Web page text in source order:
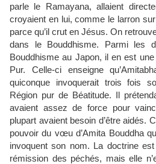
parle le Ramayana, allaient
croyaient en lui, comme le larron
parce qu’il crut en Jésus. On
dans le Bouddhisme. Parmi les
Bouddhisme au Japon, il en est
Pur. Celle-ci enseigne
quiconque invoquerait trois fois
Région pur de Béatitude. Il
avaient assez de force pour
plupart avaient besoin d’être aidés.
pouvoir du vœu d’Amita Bouddha
invoquent son nom. La doctrine
rémission des péchés, mais elle